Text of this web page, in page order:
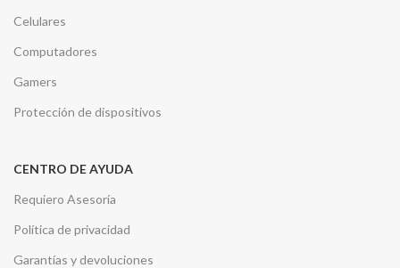
Celulares
Computadores
Gamers
Protección de dispositivos
CENTRO DE AYUDA
Requiero Asesoría
Política de privacidad
Garantías y devoluciones